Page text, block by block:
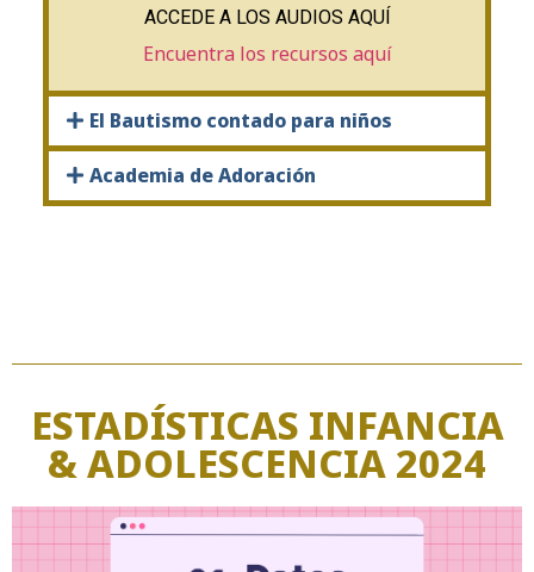
ACCEDE A LOS AUDIOS AQUÍ
Encuentra los recursos aquí
El Bautismo contado para niños
Academia de Adoración
ESTADÍSTICAS INFANCIA
& ADOLESCENCIA 2024